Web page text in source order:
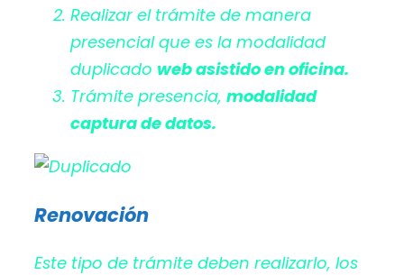
Realizar el trámite de manera
presencial que es la modalidad
duplicado web asistido en oficina.
Trámite presencia, modalidad
captura de datos.
Renovación
Este tipo de trámite deben realizarlo, los